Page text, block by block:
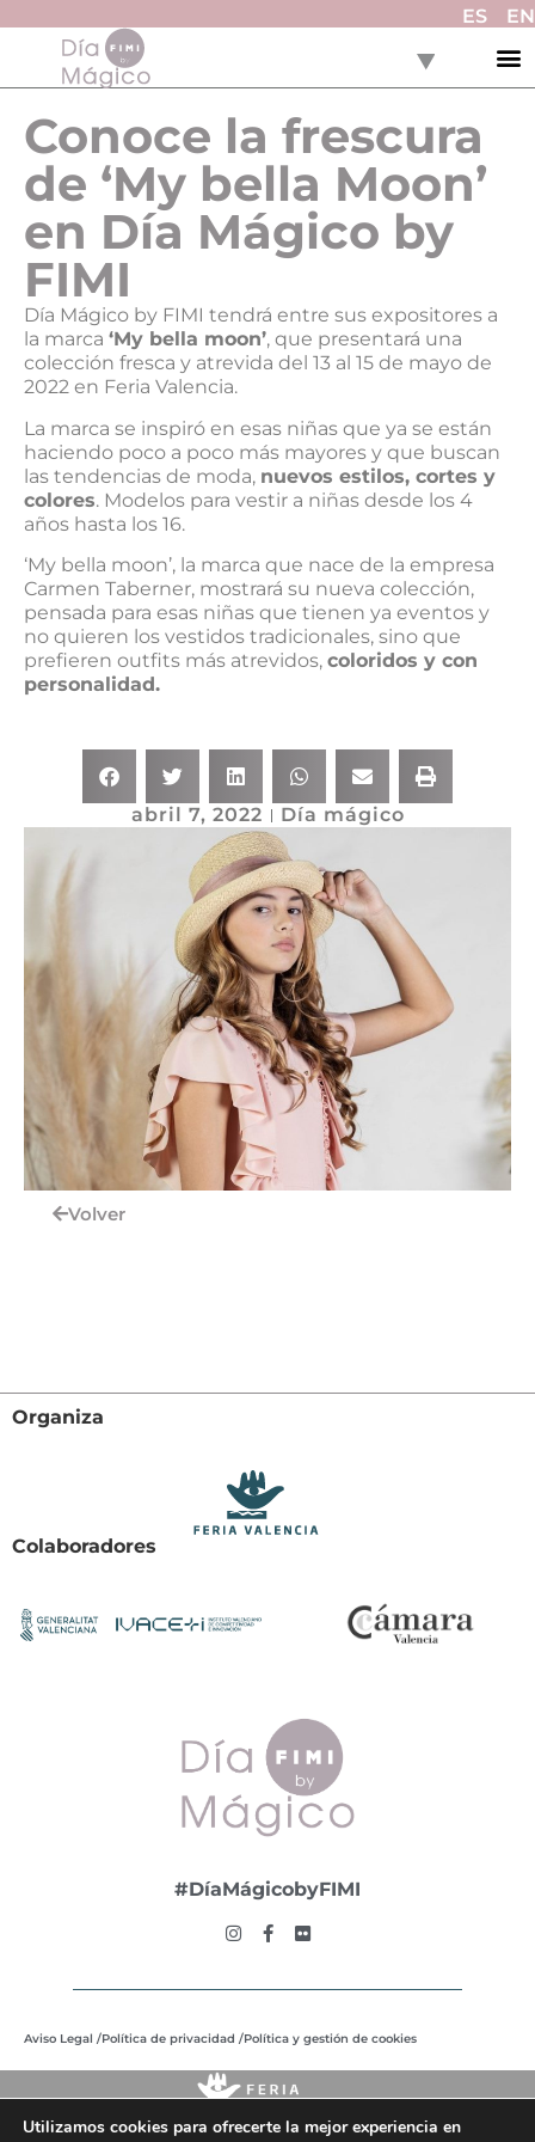
ES EN
Volver
abril 7, 2022 Día mágico
Conoce la frescura
de ‘My bella Moon’
en Día Mágico by
FIMI
Día Mágico by FIMI tendrá entre sus expositores a
la marca ‘My bella moon’, que presentará una
colección fresca y atrevida del 13 al 15 de mayo de
2022 en Feria Valencia.
La marca se inspiró en esas niñas que ya se están
haciendo poco a poco más mayores y que buscan
las tendencias de moda, nuevos estilos, cortes y
colores. Modelos para vestir a niñas desde los 4
años hasta los 16.
‘My bella moon’, la marca que nace de la empresa
Carmen Taberner, mostrará su nueva colección,
pensada para esas niñas que tienen ya eventos y
no quieren los vestidos tradicionales, sino que
prefieren outfits más atrevidos, coloridos y con
personalidad.
Organiza
Colaboradores
#DíaMágicobyFIMI
Aviso Legal /Política de privacidad /Política y gestión de cookies
Utilizamos cookies para ofrecerte la mejor experiencia en